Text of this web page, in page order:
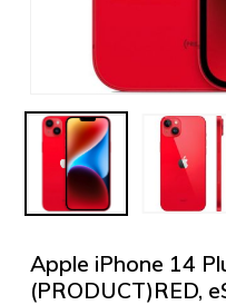
Apple iPhone 14
(PRODUCT)RED,